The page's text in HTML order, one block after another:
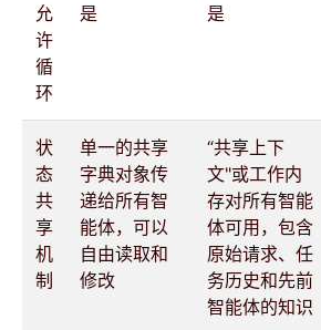
允
许
循
环
是 是
状
态
共
享
机
制
单一的共享
字典对象传
递给所有智
能体，可以
自由读取和
修改
“共享上下
文"或工作内
存对所有智能
体可用，包含
原始请求、任
务历史和先前
智能体的知识